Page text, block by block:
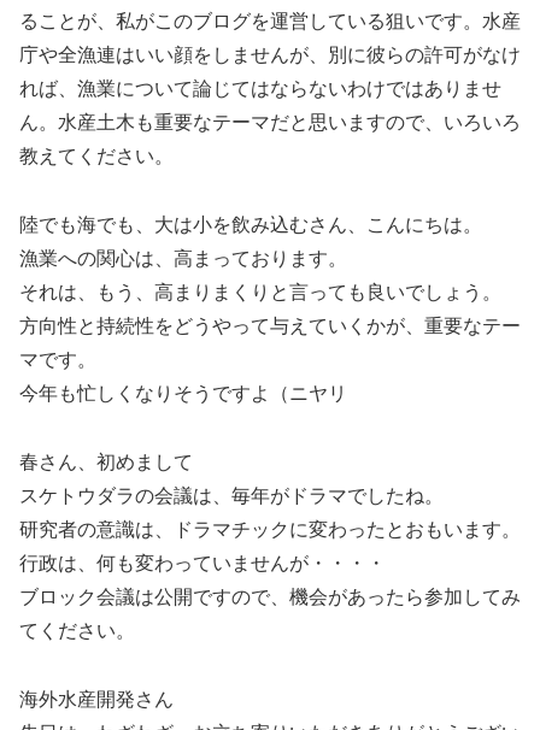
ることが、私がこのブログを運営している狙いです。水産
庁や全漁連はいい顔をしませんが、別に彼らの許可がなけ
れば、漁業について論じてはならないわけではありませ
ん。水産土木も重要なテーマだと思いますので、いろいろ
教えてください。
陸でも海でも、大は小を飲み込むさん、こんにちは。
漁業への関心は、高まっております。
それは、もう、高まりまくりと言っても良いでしょう。
方向性と持続性をどうやって与えていくかが、重要なテー
マです。
今年も忙しくなりそうですよ（ニヤリ
春さん、初めまして
スケトウダラの会議は、毎年がドラマでしたね。
研究者の意識は、ドラマチックに変わったとおもいます。
行政は、何も変わっていませんが・・・・
ブロック会議は公開ですので、機会があったら参加してみ
てください。
海外水産開発さん